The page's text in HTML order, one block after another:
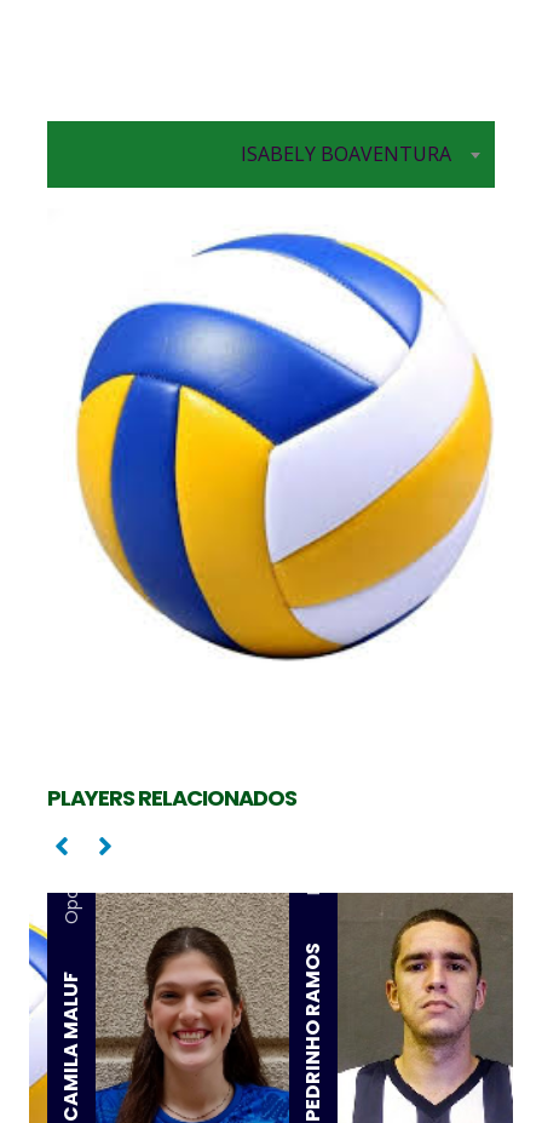
ISABELY BOAVENTURA
PLAYERS RELACIONADOS
CAMILA MALUF
Oposta
PEDRINHO RAMOS